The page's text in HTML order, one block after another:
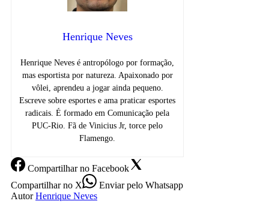
Henrique Neves
Henrique Neves é antropólogo por formação,
mas esportista por natureza. Apaixonado por
vôlei, aprendeu a jogar ainda pequeno.
Escreve sobre esportes e ama praticar esportes
radicais. É formado em Comunicação pela
PUC-Rio. Fã de Vinicius Jr, torce pelo
Flamengo.
Compartilharno Facebook
Compartilharno X Enviarpelo Whatsapp
Autor Henrique Neves